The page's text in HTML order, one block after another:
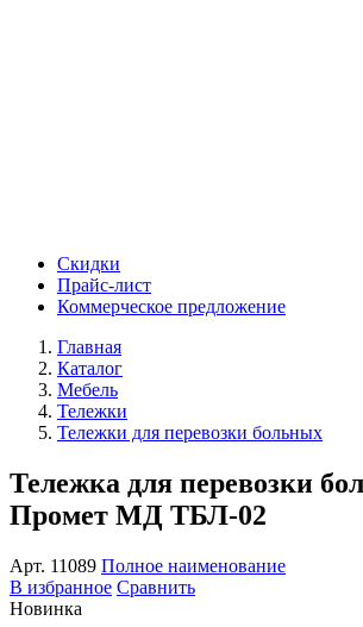
Скидки
Прайс-лист
Коммерческое предложение
Главная
Каталог
Мебель
Тележки
Тележки для перевозки больных
Тележка для перевозки
Промет МД ТБЛ-02
Арт. 11089 Полное наименование
В избранное Сравнить
Новинка